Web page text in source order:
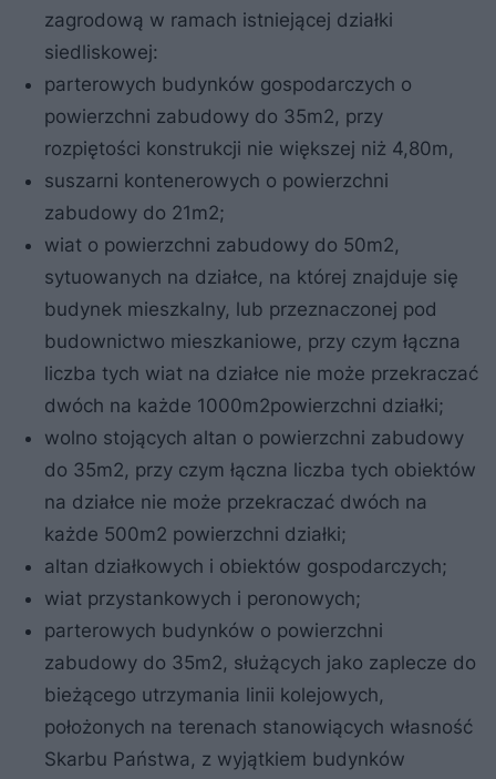
zagrodową w ramach istniejącej działki
siedliskowej:
parterowych budynków gospodarczych o
powierzchni zabudowy do 35m2, przy
rozpiętości konstrukcji nie większej niż 4,80m,
suszarni kontenerowych o powierzchni
zabudowy do 21m2;
wiat o powierzchni zabudowy do 50m2,
sytuowanych na działce, na której znajduje się
budynek mieszkalny, lub przeznaczonej pod
budownictwo mieszkaniowe, przy czym łączna
liczba tych wiat na działce nie może przekraczać
dwóch na każde 1000m2powierzchni działki;
wolno stojących altan o powierzchni zabudowy
do 35m2, przy czym łączna liczba tych obiektów
na działce nie może przekraczać dwóch na
każde 500m2 powierzchni działki;
altan działkowych i obiektów gospodarczych;
wiat przystankowych i peronowych;
parterowych budynków o powierzchni
zabudowy do 35m2, służących jako zaplecze do
bieżącego utrzymania linii kolejowych,
położonych na terenach stanowiących własność
Skarbu Państwa, z wyjątkiem budynków